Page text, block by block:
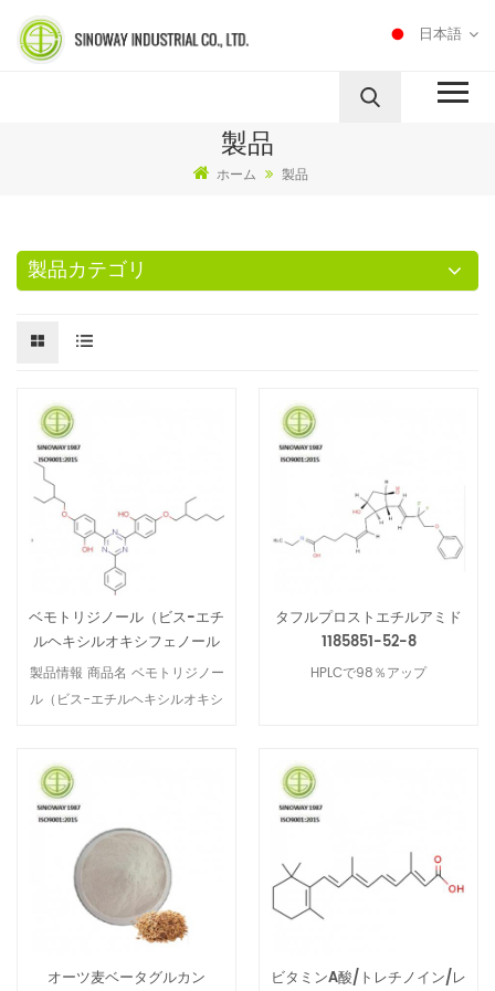
日本語
製品
ホーム 製品
製品カテゴリ
ベモトリジノール（ビス-エチ
ルヘキシルオキシフェノール
メトキシフェニルトリアジ
ン）BEMT 187393-00-6
製品情報 商品名 ベモトリジノー
ル（ビス-エチルヘキシルオキシ
187393-00-6 分子式
C38H49N3O5 分子量 627.81 品
質基準 99％アップ、医学グレー
ド 外観 淡黄色から黄色の粉末.
ベモトリジノールBEMTのCOA
テスト 仕様 結果 外観： 淡黄色
から黄色の粉末. 確認 におい
（オルガノレプティック） 特性
タフルプロストエチルアミド
1185851-52-8
HPLCで98％アップ
オーツ麦ベータグルカン
ビタミンA酸/トレチノイン/レ